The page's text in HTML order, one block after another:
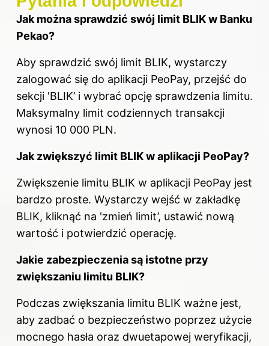
Jak można sprawdzić swój limit BLIK w Banku
Pekao?
Aby sprawdzić swój limit BLIK, wystarczy
zalogować się do aplikacji PeoPay, przejść do
sekcji 'BLIK’ i wybrać opcję sprawdzenia limitu.
Maksymalny limit codziennych transakcji
wynosi 10 000 PLN.
Jak zwiększyć limit BLIK w aplikacji PeoPay?
Zwiększenie limitu BLIK w aplikacji PeoPay jest
bardzo proste. Wystarczy wejść w zakładkę
BLIK, kliknąć na 'zmień limit’, ustawić nową
wartość i potwierdzić operację.
Jakie zabezpieczenia są istotne przy
zwiększaniu limitu BLIK?
Podczas zwiększania limitu BLIK ważne jest,
aby zadbać o bezpieczeństwo poprzez użycie
mocnego hasła oraz dwuetapowej weryfikacji,